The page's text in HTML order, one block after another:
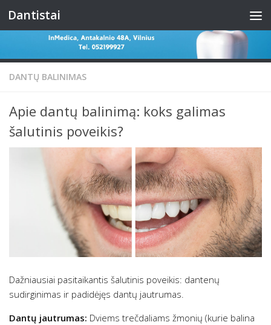
Skip to content
Dantistai
DANTŲ BALINIMAS
Apie dantų balinimą: koks galimas
šalutinis poveikis?
Dažniausiai pasitaikantis šalutinis poveikis: dantenų
sudirginimas ir padidėjęs dantų jautrumas.
Dantų jautrumas: Dviems trečdaliams žmonių (kurie balina